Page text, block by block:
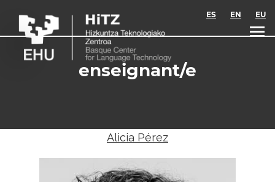
ES EN EU
enseignant/e
Alicia Pérez